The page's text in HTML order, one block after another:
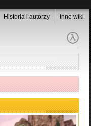
Historia i autorzy Inne wiki